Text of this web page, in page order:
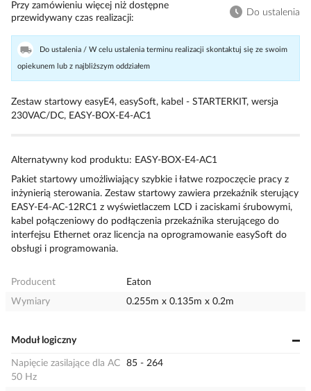
Przy zamówieniu więcej niż dostępne
przewidywany czas realizacji
Do ustalenia
Do ustalenia / W celu ustalenia terminu realizacji skontaktuj się ze swoim
opiekunem lub z najbliższym oddziałem
Zestaw startowy easyE4, easySoft, kabel - STARTERKIT, wersja
230VAC/DC, EASY-BOX-E4-AC1
Alternatywny kod produktu: EASY-BOX-E4-AC1
Pakiet startowy umożliwiający szybkie i łatwe rozpoczęcie pracy z
inżynierią sterowania. Zestaw startowy zawiera przekaźnik sterujący
EASY-E4-AC-12RC1 z wyświetlaczem LCD i zaciskami śrubowymi,
kabel połączeniowy do podłączenia przekaźnika sterującego do
interfejsu Ethernet oraz licencja na oprogramowanie easySoft do
obsługi i programowania.
Producent
Eaton
Wymiary
0.255m x 0.135m x 0.2m
Moduł logiczny
Napięcie zasilające dla AC
50 Hz
85 - 264